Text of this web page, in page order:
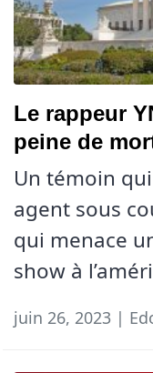
Le rappeur
peine de
Un témoin
agent sous
qui menace
show à
juin 26, 2023 |